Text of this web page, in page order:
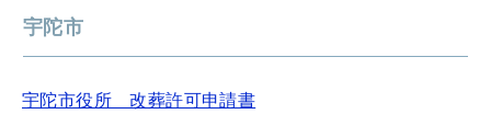
宇陀市
宇陀市役所 改葬許可申請書